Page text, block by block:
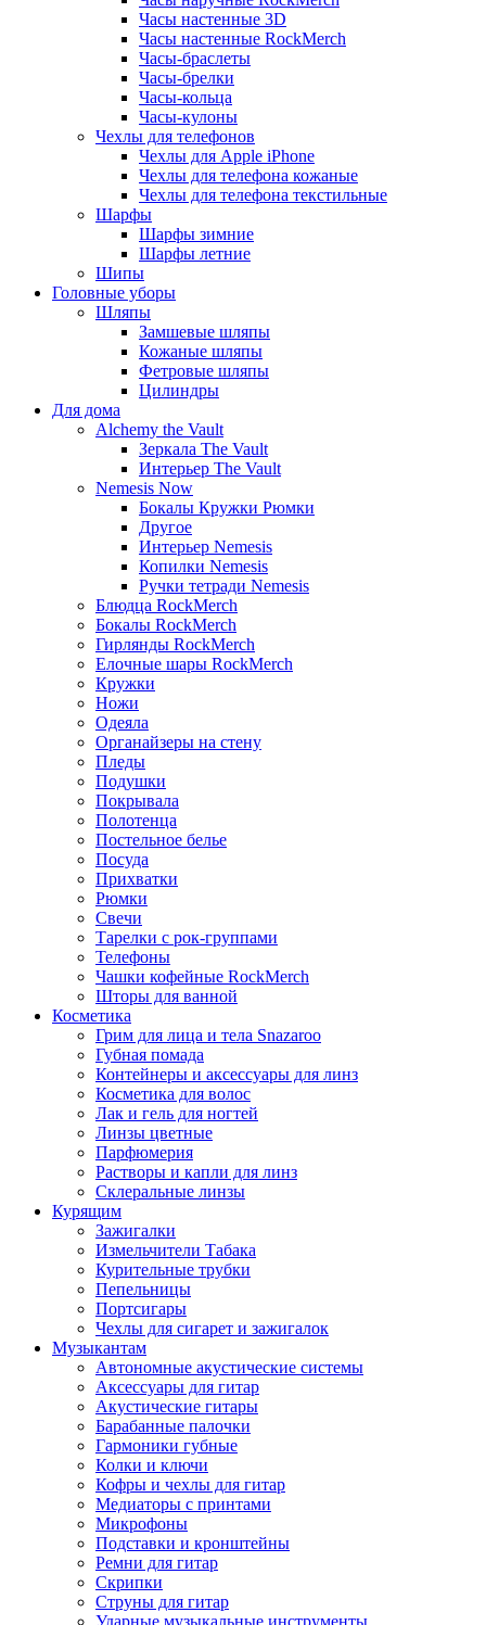
Часы настенные 3D
Часы настенные RockMerch
Часы-браслеты
Часы-брелки
Часы-кольца
Часы-кулоны
Чехлы для телефонов
Чехлы для Apple iPhone
Чехлы для телефона кожаные
Чехлы для телефона текстильные
Шарфы
Шарфы зимние
Шарфы летние
Шипы
Головные уборы
Шляпы
Замшевые шляпы
Кожаные шляпы
Фетровые шляпы
Цилиндры
Для дома
Alchemy the Vault
Зеркала The Vault
Интерьер The Vault
Nemesis Now
Бокалы Кружки Рюмки
Другое
Интерьер Nemesis
Копилки Nemesis
Ручки тетради Nemesis
Блюдца RockMerch
Бокалы RockMerch
Гирлянды RockMerch
Елочные шары RockMerch
Кружки
Ножи
Одеяла
Органайзеры на стену
Пледы
Подушки
Покрывала
Полотенца
Постельное белье
Посуда
Прихватки
Рюмки
Свечи
Тарелки с рок-группами
Телефоны
Чашки кофейные RockMerch
Шторы для ванной
Косметика
Грим для лица и тела Snazaroo
Губная помада
Контейнеры и аксессуары для линз
Косметика для волос
Лак и гель для ногтей
Линзы цветные
Парфюмерия
Растворы и капли для линз
Склеральные линзы
Курящим
Зажигалки
Измельчители Табака
Курительные трубки
Пепельницы
Портсигары
Чехлы для сигарет и зажигалок
Музыкантам
Автономные акустические системы
Аксессуары для гитар
Акустические гитары
Барабанные палочки
Гармоники губные
Колки и ключи
Кофры и чехлы для гитар
Медиаторы с принтами
Микрофоны
Подставки и кронштейны
Ремни для гитар
Скрипки
Струны для гитар
Ударные музыкальные инструменты